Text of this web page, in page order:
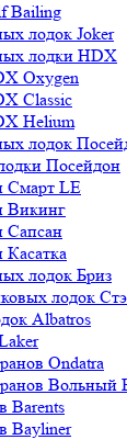
Bailing
лодок Joker
лодки HDX
Oxygen
Classic
Helium
лодок
Посейдон
Смарт LE
Викинг
Сапсан
лодок Бриз
лодок
Albatros
Ondatra
Вольный
Barents
Bayliner